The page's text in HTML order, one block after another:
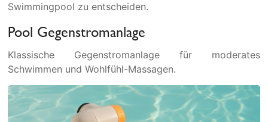
Swimmingpool zu entscheiden.
Pool Gegenstromanlage
Klassische Gegenstromanlage für moderates
Schwimmen und Wohlfühl-Massagen.